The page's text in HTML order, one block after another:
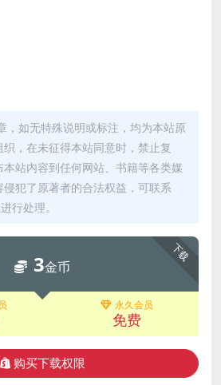
，如无特殊说明或标注，均为本站原
，在未征得本站同意时，禁止复
站内容到任何网站、书籍等各类媒
犯了原著者的合法权益，可联系
行处理。
下载
3金币
永久会员
免费
购买下载权限